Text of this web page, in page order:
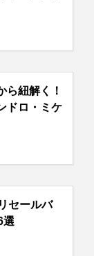
ら紐解く！
ドロ・ミケ
セールバ
選